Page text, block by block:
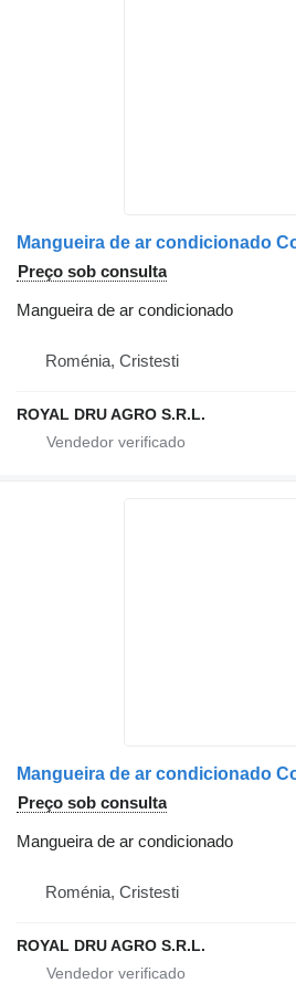
Preço sob consulta
Mangueira de ar condicionado
Roménia, Cristesti
ROYAL DRU AGRO S.R.L.
Preço sob consulta
Mangueira de ar condicionado
Roménia, Cristesti
ROYAL DRU AGRO S.R.L.